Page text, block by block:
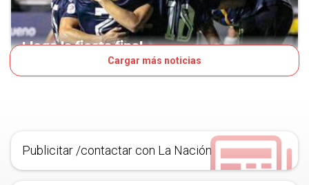
Llega la fiesta final
Cargar más noticias
Publicitar /contactar con La Nación